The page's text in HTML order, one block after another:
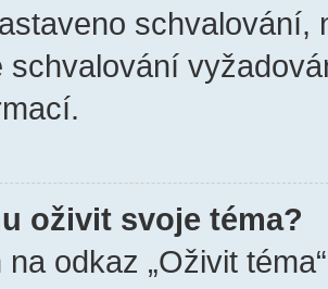
schvalování,
schvalování
oživit svoje téma?
odkaz „Oživit